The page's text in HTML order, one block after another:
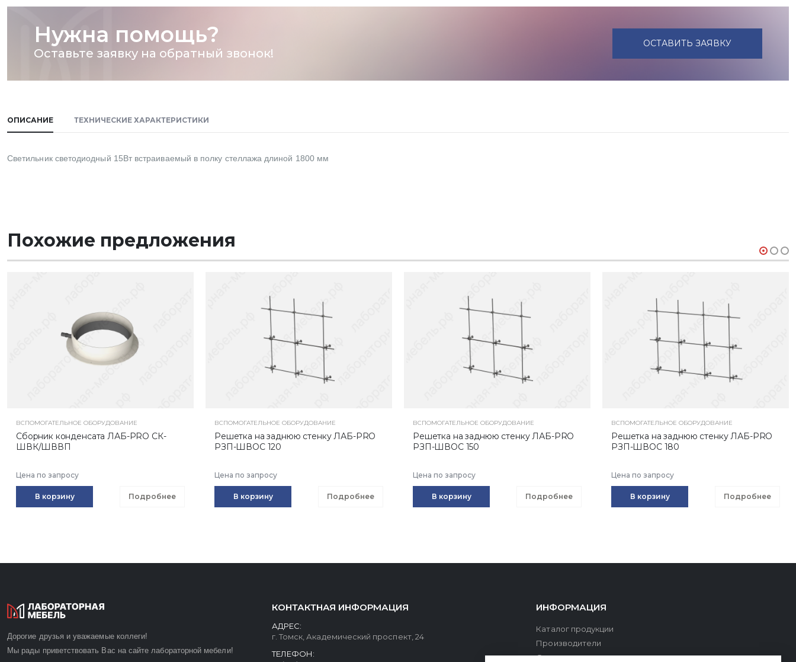
Нужна помощь?
Оставьте заявку на обратный звонок!
ОСТАВИТЬ ЗАЯВКУ
ОПИСАНИЕ ТЕХНИЧЕСКИЕ ХАРАКТЕРИСТИКИ
Светильник светодиодный 15Вт встраиваемый в полку стеллажа длиной 1800 мм
Похожие предложения
ВСПОМОГАТЕЛЬНОЕ ОБОРУДОВАНИЕ
Сборник конденсата ЛАБ-PRO СК-
ШВК/ШВВП
Цена по запросу
В корзину Подробнее
ВСПОМОГАТЕЛЬНОЕ ОБОРУДОВАНИЕ
Решетка на заднюю стенку ЛАБ-PRO
РЗП-ШВОС 120
Цена по запросу
В корзину Подробнее
ВСПОМОГАТЕЛЬНОЕ ОБОРУДОВАНИЕ
Решетка на заднюю стенку ЛАБ-PRO
РЗП-ШВОС 150
Цена по запросу
В корзину Подробнее
ВСПОМОГАТЕЛЬНОЕ ОБОРУДОВАНИЕ
Решетка на заднюю стенку ЛАБ-PRO
РЗП-ШВОС 180
Цена по запросу
В корзину Подробнее
Дорогие друзья и уважаемые коллеги!
Мы рады приветствовать Вас на сайте лабораторной мебели!
КОНТАКТНАЯ ИНФОРМАЦИЯ
АДРЕС:
г. Томск, Академический проспект, 24
ТЕЛЕФОН:
ИНФОРМАЦИЯ
Каталог продукции
Производители
О компании